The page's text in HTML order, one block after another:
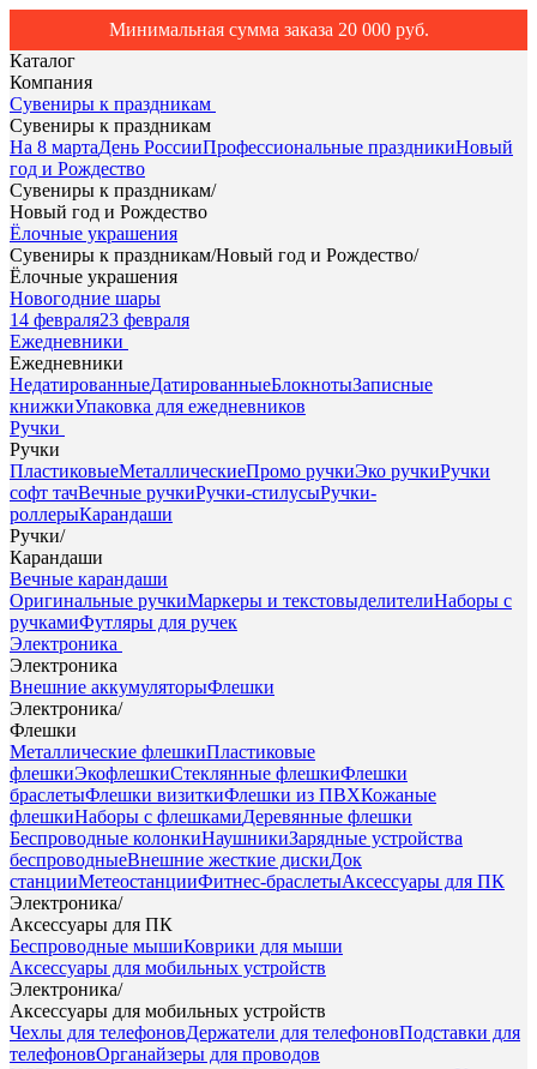
Минимальная сумма заказа 20 000 руб.
Каталог
Компания
Сувениры к праздникам
Сувениры к праздникам
На 8 мартаДень РоссииПрофессиональные праздникиНовый
год и Рождество
Сувениры к праздникам/
Новый год и Рождество
Ёлочные украшения
Сувениры к праздникам/Новый год и Рождество/
Ёлочные украшения
Новогодние шары
14 февраля23 февраля
Ежедневники
Ежедневники
НедатированныеДатированныеБлокнотыЗаписные
книжкиУпаковка для ежедневников
Ручки
Ручки
ПластиковыеМеталлическиеПромо ручкиЭко ручкиРучки
софт тачВечные ручкиРучки-стилусыРучки-
роллерыКарандаши
Ручки/
Карандаши
Вечные карандаши
Оригинальные ручкиМаркеры и текстовыделителиНаборы с
ручкамиФутляры для ручек
Электроника
Электроника
Внешние аккумуляторыФлешки
Электроника/
Флешки
Металлические флешкиПластиковые
флешкиЭкофлешкиСтеклянные флешкиФлешки
браслетыФлешки визиткиФлешки из ПВХКожаные
флешкиНаборы с флешкамиДеревянные флешки
Беспроводные колонкиНаушникиЗарядные устройства
беспроводныеВнешние жесткие дискиДок
станцииМетеостанцииФитнес-браслетыАксессуары для ПК
Электроника/
Аксессуары для ПК
Беспроводные мышиКоврики для мыши
Аксессуары для мобильных устройств
Электроника/
Аксессуары для мобильных устройств
Чехлы для телефоновДержатели для телефоновПодставки для
телефоновОрганайзеры для проводов